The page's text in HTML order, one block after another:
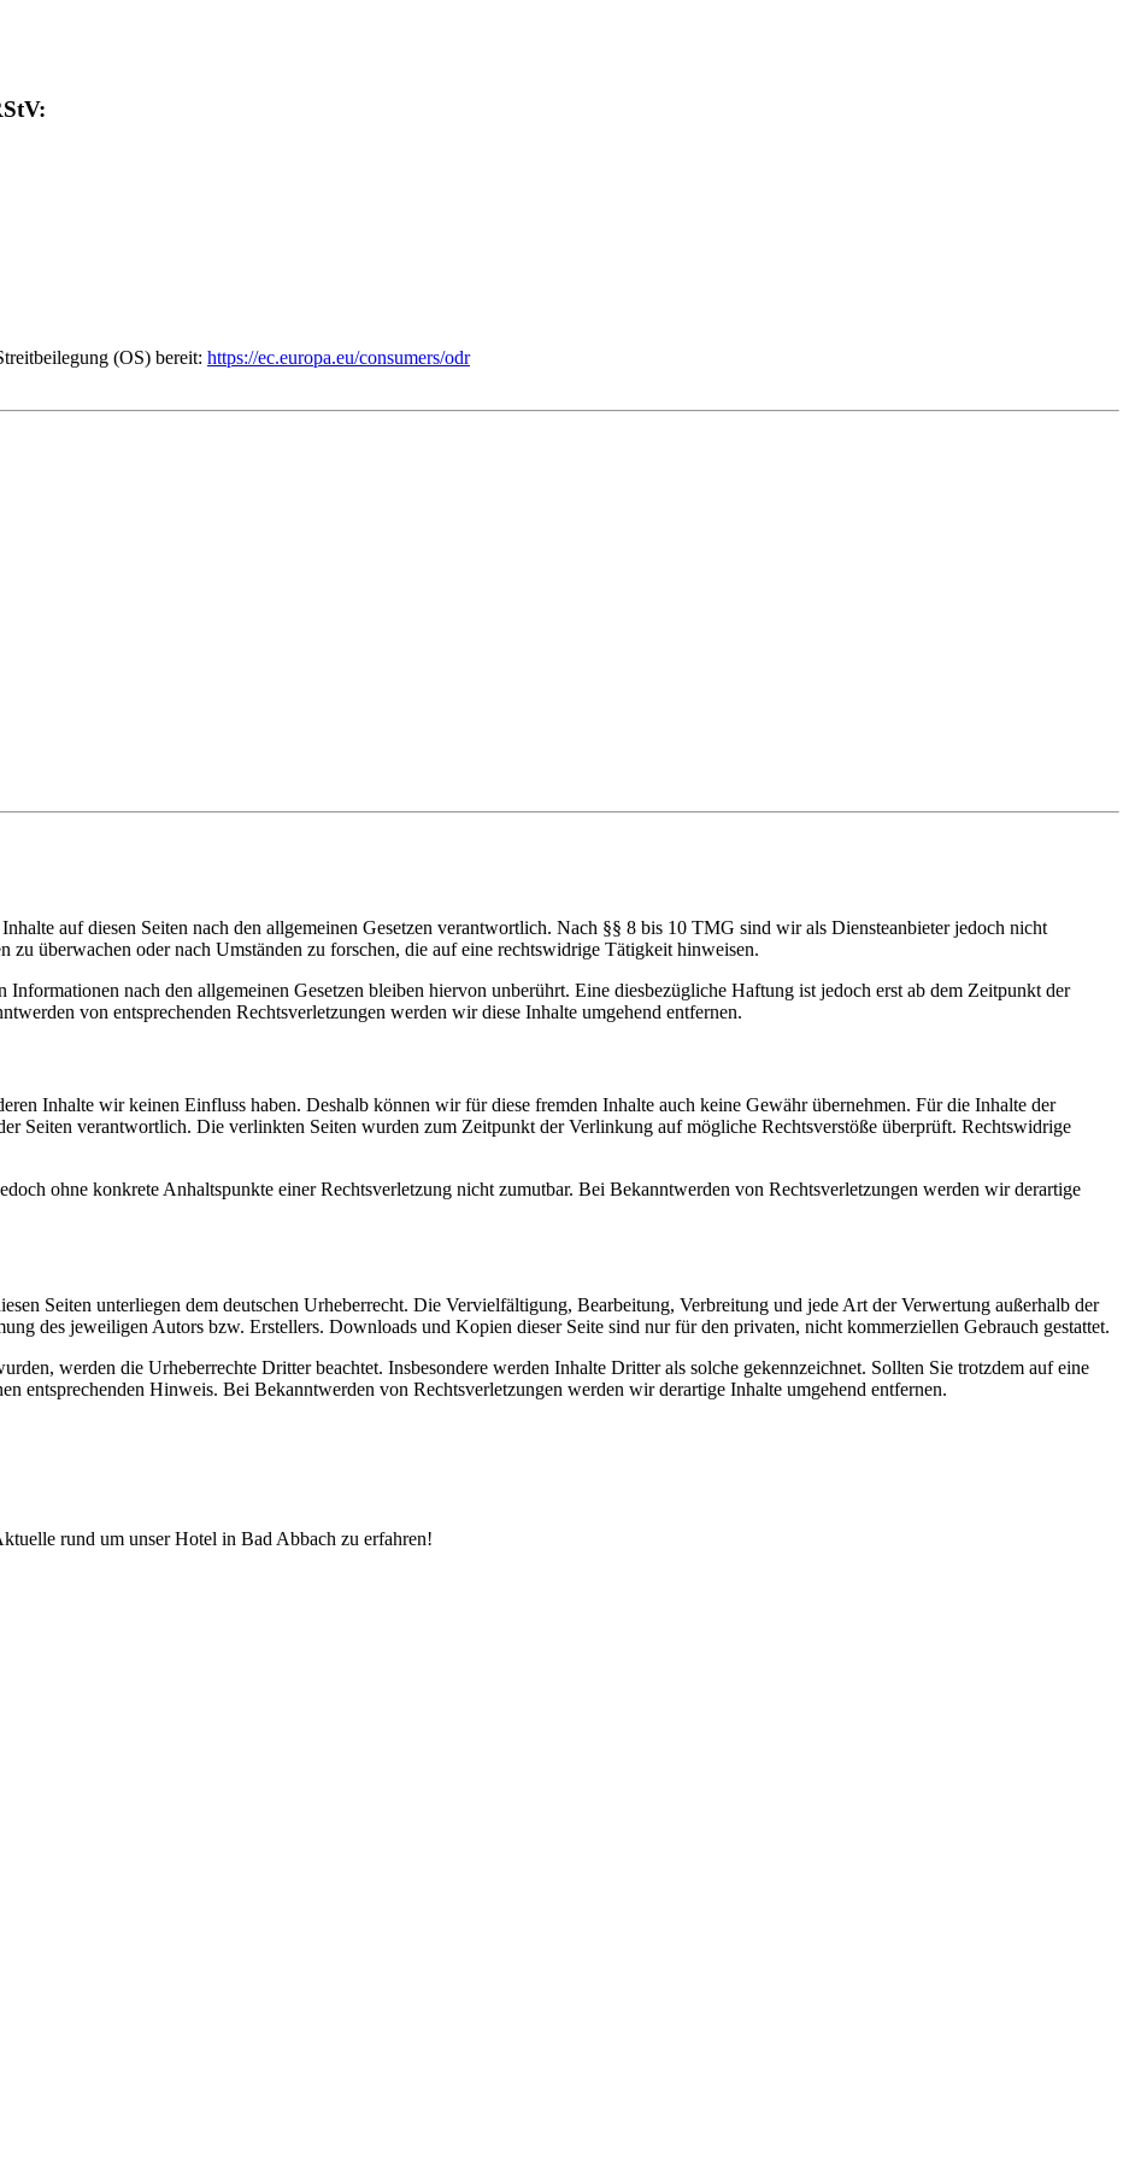
(OS) bereit: https://ec.europa.eu/consumers/odr
auf diesen Seiten nach den allgemeinen Gesetzen verantwortlich. Nach §§ 8 bis 10 TMG sind wir als Diensteanbieter jedoch nicht
zu überwachen oder nach Umständen zu forschen, die auf eine rechtswidrige Tätigkeit hinweisen.
nach den allgemeinen Gesetzen bleiben hiervon unberührt. Eine diesbezügliche Haftung ist jedoch erst ab dem Zeitpunkt der
von entsprechenden Rechtsverletzungen werden wir diese Inhalte umgehend entfernen.
Inhalte wir keinen Einfluss haben. Deshalb können wir für diese fremden Inhalte auch keine Gewähr übernehmen. Für die Inhalte der
Seiten verantwortlich. Die verlinkten Seiten wurden zum Zeitpunkt der Verlinkung auf mögliche Rechtsverstöße überprüft. Rechtswidrige
ohne konkrete Anhaltspunkte einer Rechtsverletzung nicht zumutbar. Bei Bekanntwerden von Rechtsverletzungen werden wir derartige
Seiten unterliegen dem deutschen Urheberrecht. Die Vervielfältigung, Bearbeitung, Verbreitung und jede Art der Verwertung außerhalb der
des jeweiligen Autors bzw. Erstellers. Downloads und Kopien dieser Seite sind nur für den privaten, nicht kommerziellen Gebrauch gestattet.
werden die Urheberrechte Dritter beachtet. Insbesondere werden Inhalte Dritter als solche gekennzeichnet. Sollten Sie trotzdem auf eine
entsprechenden Hinweis. Bei Bekanntwerden von Rechtsverletzungen werden wir derartige Inhalte umgehend entfernen.
rund um unser Hotel in Bad Abbach zu erfahren!